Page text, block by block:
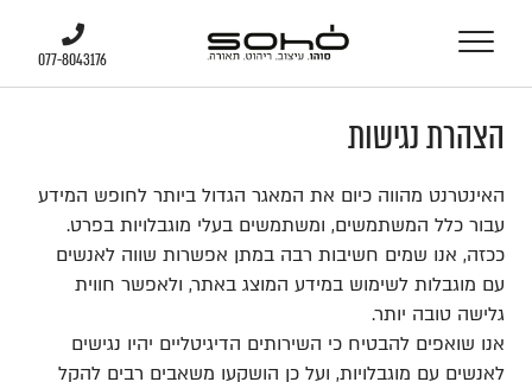
077-8043176
077-8043176
הצהרת נגישות
האינטרנט מהווה כיום את המאגר הגדול ביותר לחופש המידע
עבור כלל המשתמשים, ומשתמשים בעלי מוגבלויות בפרט.
ככזה, אנו שמים חשיבות רבה במתן אפשרות שווה לאנשים
עם מוגבלות לשימוש במידע המוצג באתר, ולאפשר חווית
גלישה טובה יותר.
אנו שואפים להבטיח כי השירותים הדיגיטליים יהיו נגישים
לאנשים עם מוגבלויות, ועל כן הושקעו משאבים רבים להקל